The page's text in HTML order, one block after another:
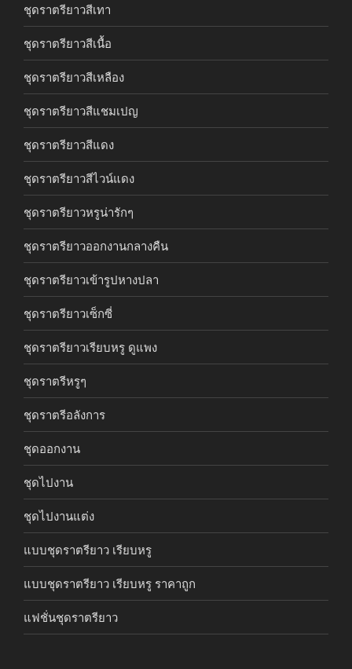
ชุดราตรียาวสีเทา
ชุดราตรียาวสีเนื้อ
ชุดราตรียาวสีเหลือง
ชุดราตรียาวสีแชมเปญ
ชุดราตรียาวสีแดง
ชุดราตรียาวสีไวน์แดง
ชุดราตรียาวหรูน่ารักๆ
ชุดราตรียาวออกงานกลางคืน
ชุดราตรียาวเข้ารูปหางปลา
ชุดราตรียาวเซ็กซี่
ชุดราตรียาวเรียบหรู ดูแพง
ชุดราตรีหรูๆ
ชุดราตรีอลังการ
ชุดออกงาน
ชุดไปงาน
ชุดไปงานแต่ง
แบบชุดราตรียาว เรียบหรู
แบบชุดราตรียาว เรียบหรู ราคาถูก
แฟชั่นชุดราตรียาว